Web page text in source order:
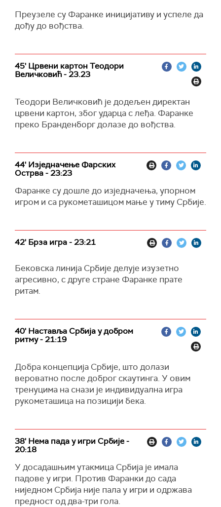
Преузеле су Фаранке иницијативу и успеле да
дођу до вођства.
45' Црвени картон Теодори
Величковић - 23.23
Теодори Величковић је додељен директан
црвени картон, због ударца с леђа. Фаранке
преко Бранденборг долазе до вођства.
44' Изједначење Фарских
Острва - 23:23
Фаранке су дошле до изједначења, упорном
игром и са рукометашицом мање у тиму Србије.
42' Брза игра - 23:21
Бековска линија Србије делује изузетно
агресивно, с друге стране Фаранке прате
ритам.
40' Наставља Србија у добром
ритму - 21:19
Добра концепција Србије, што долази
вероватно после доброг скаутинга. У овим
тренуцима на снази је индивидуална игра
рукометашица на позицији бека.
38' Нема пада у игри Србије -
20:18
У досадашњим утакмица Србија је имала
падове у игри. Против Фаранки до сада
ниједном Србија није пала у игри и одржава
предност од два-три гола.